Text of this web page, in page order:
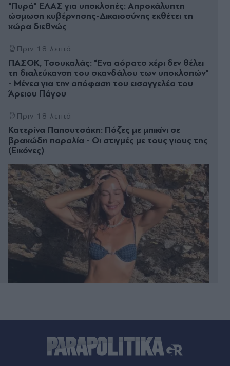
"Πυρά" ΕΛΑΣ για υποκλοπές: Απροκάλυπτη
ώσμωση κυβέρνησης-Δικαιοσύνης εκθέτει τη
χώρα διεθνώς
Πριν 18 λεπτά
ΠΑΣΟΚ, Τσουκαλάς: "Ένα αόρατο χέρι δεν θέλει
τη διαλεύκανση του σκανδάλου των υποκλοπών"
- Μένεα για την απόφαση του εισαγγελέα του
Άρειου Πάγου
Πριν 18 λεπτά
Κατερίνα Παπουτσάκη: Πόζες με μπικίνι σε
βραχώδη παραλία - Οι στιγμές με τους γιους της
(Εικόνες)
απόλυτης μουσικής εμπειρίας του καλοκαιριού
Πριν 31 λεπτά